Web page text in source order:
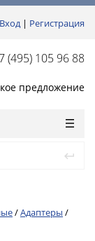
Вход| Регистрация
(495) 105 96 88
предложение
/Адаптеры /